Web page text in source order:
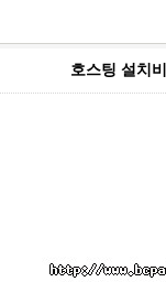
호스팅 설치